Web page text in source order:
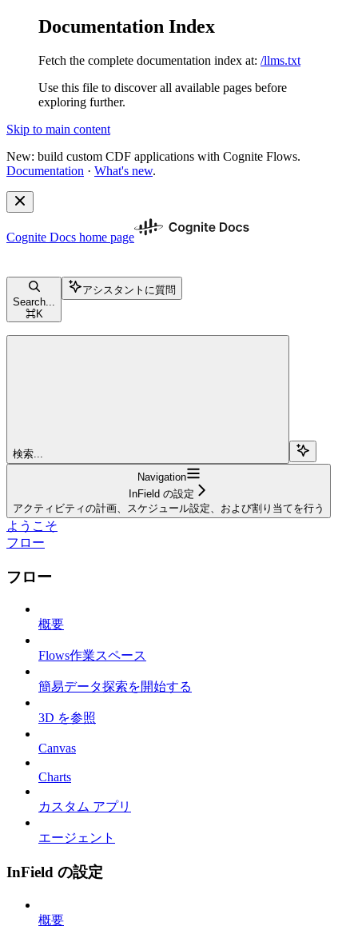
Documentation Index
Fetch the complete documentation index at: /llms.txt
Use this file to discover all available pages before
exploring further.
Skip to main content
New: build custom CDF applications with Cognite Flows.
Documentation · What's new.
Cognite Docs home page
Search...
⌘K
アシスタントに質問
検索...
Navigation
InField の設定
アクティビティの計画、スケジュール設定、および割り当てを行う
ようこそ
フロー
フロー
概要
Flows作業スペース
簡易データ探索を開始する
3D を参照
Canvas
Charts
カスタム アプリ
エージェント
InField の設定
概要